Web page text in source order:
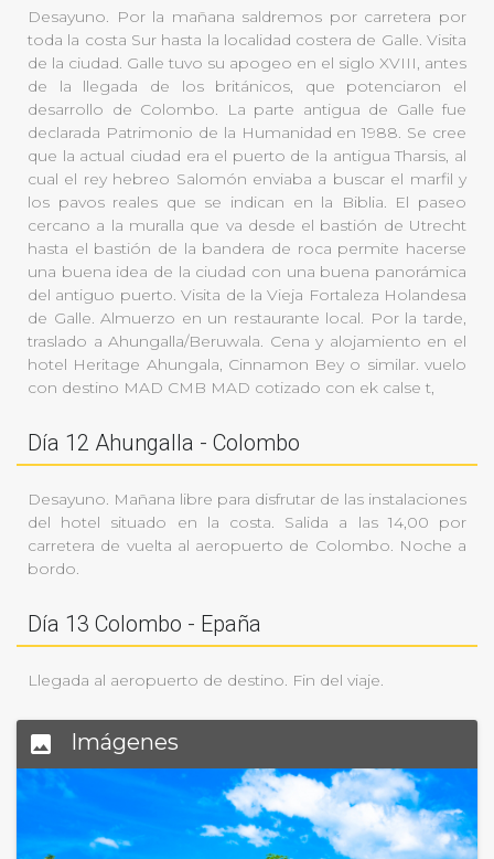
Desayuno. Por la mañana saldremos por carretera por
toda la costa Sur hasta la localidad costera de Galle. Visita
de la ciudad. Galle tuvo su apogeo en el siglo XVIII, antes
de la llegada de los británicos, que potenciaron el
desarrollo de Colombo. La parte antigua de Galle fue
declarada Patrimonio de la Humanidad en 1988. Se cree
que la actual ciudad era el puerto de la antigua Tharsis, al
cual el rey hebreo Salomón enviaba a buscar el marfil y
los pavos reales que se indican en la Biblia. El paseo
cercano a la muralla que va desde el bastión de Utrecht
hasta el bastión de la bandera de roca permite hacerse
una buena idea de la ciudad con una buena panorámica
del antiguo puerto. Visita de la Vieja Fortaleza Holandesa
de Galle. Almuerzo en un restaurante local. Por la tarde,
traslado a Ahungalla/Beruwala. Cena y alojamiento en el
hotel Heritage Ahungala, Cinnamon Bey o similar. vuelo
con destino MAD CMB MAD cotizado con ek calse t,
Día 12 Ahungalla - Colombo
Desayuno. Mañana libre para disfrutar de las instalaciones
del hotel situado en la costa. Salida a las 14,00 por
carretera de vuelta al aeropuerto de Colombo. Noche a
bordo.
Día 13 Colombo - Epaña
Llegada al aeropuerto de destino. Fin del viaje.
insert_photo Imágenes
Anterior